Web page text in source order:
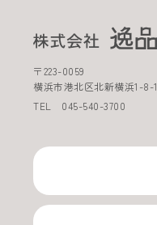
〒223-0059
横浜市港北区北新横浜1-8-1
TEL 045-540-3700